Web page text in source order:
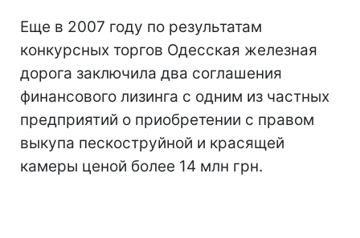
Еще в 2007 году по результатам
конкурсных торгов Одесская железная
дорога заключила два соглашения
финансового лизинга с одним из частных
предприятий о приобретении с правом
выкупа пескоструйной и красящей
камеры ценой более 14 млн грн.